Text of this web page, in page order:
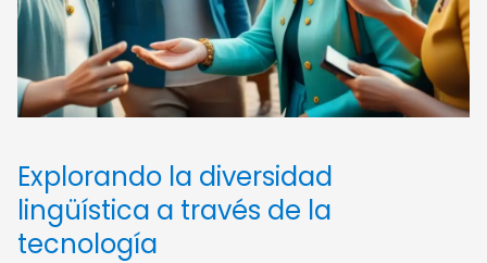
Explorando la diversidad
lingüística a través de la
tecnología